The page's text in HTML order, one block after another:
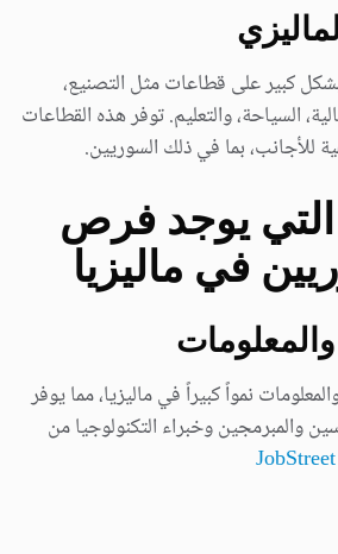
بشكل كبير على قطاعات مثل التصنيع،
السياحة، والتعليم. توفر هذه القطاعات
للأجانب، بما في ذلك السوريين.
التي يوجد فرص
في ماليزيا
نمواً كبيراً في ماليزيا، مما يوفر
والمبرمجين وخبراء التكنولوجيا من